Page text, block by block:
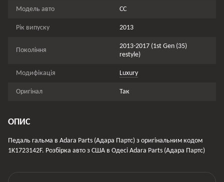
Модель авто CC
Рік випуску 2013
Покоління
2013-2017 (1st Gen (35)
restyle)
Модифікація Luxury
Оригінал Так
ОПИС
Педаль гальма в Adara Parts (Адара Партс) з оригінальним кодом
1K1723142F. Розбірка авто з США в Одесі Adara Parts (Адара Партс)